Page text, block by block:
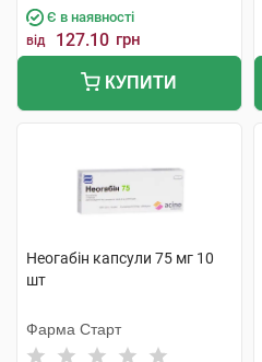
Є в наявності
від 127.10 грн
КУПИТИ
Неогабін капсули 75 мг 10
шт
Фарма Старт